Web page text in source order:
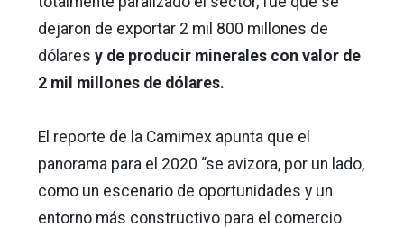
dejaron de exportar 2 mil 800 millones de
dólares y de producir minerales con valor de
2 mil millones de dólares.
El reporte de la Camimex apunta que el
panorama para el 2020 “se avizora, por un lado,
como un escenario de oportunidades y un
entorno más constructivo para el comercio